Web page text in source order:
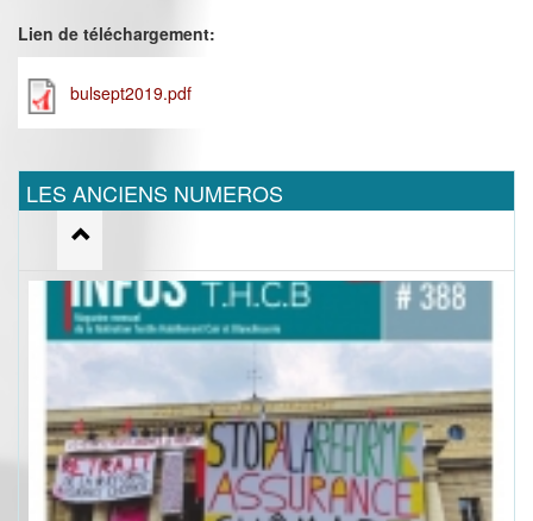
Lien de téléchargement:
bulsept2019.pdf
LES ANCIENS NUMEROS